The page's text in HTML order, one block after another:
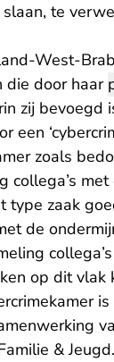
te
West-
die door haar
zij bevoegd
een
zoals
collega’s met
type zaak
de
op dit vlak
is
&